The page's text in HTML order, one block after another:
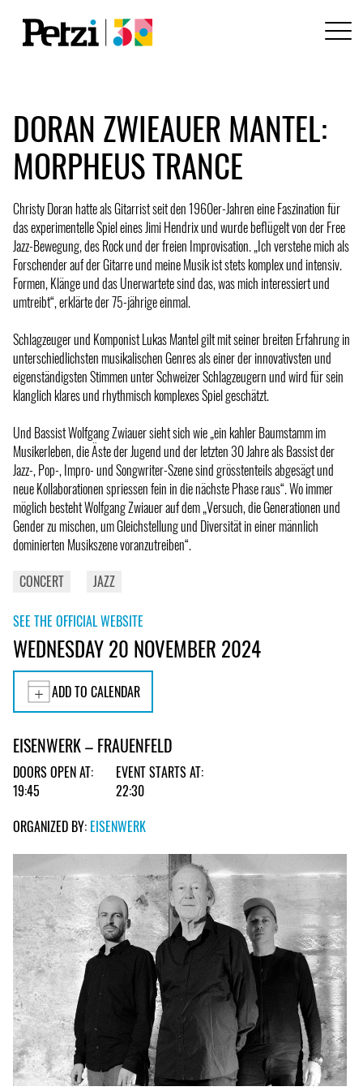
DORAN ZWIEAUER MANTEL:
MORPHEUS TRANCE
Christy Doran hatte als Gitarrist seit den 1960er-Jahren eine Faszination für
das experimentelle Spiel eines Jimi Hendrix und wurde beflügelt von der Free
Jazz-Bewegung, des Rock und der freien Improvisation. „Ich verstehe mich als
Forschender auf der Gitarre und meine Musik ist stets komplex und intensiv.
Formen, Klänge und das Unerwartete sind das, was mich interessiert und
umtreibt“, erklärte der 75-jährige einmal.
Schlagzeuger und Komponist Lukas Mantel gilt mit seiner breiten Erfahrung in
unterschiedlichsten musikalischen Genres als einer der innovativsten und
eigenständigsten Stimmen unter Schweizer Schlagzeugern und wird für sein
klanglich klares und rhythmisch komplexes Spiel geschätzt.
Und Bassist Wolfgang Zwiauer sieht sich wie „ein kahler Baumstamm im
Musikerleben, die Äste der Jugend und der letzten 30 Jahre als Bassist der
Jazz-, Pop-, Impro- und Songwriter-Szene sind grösstenteils abgesägt und
neue Kollaborationen spriessen fein in die nächste Phase raus“. Wo immer
möglich besteht Wolfgang Zwiauer auf dem „Versuch, die Generationen und
Gender zu mischen, um Gleichstellung und Diversität in einer männlich
dominierten Musikszene voranzutreiben“.
CONCERT
JAZZ
SEE THE OFFICIAL WEBSITE
WEDNESDAY 20 NOVEMBER 2024
ADD TO CALENDAR
EISENWERK – FRAUENFELD
DOORS OPEN AT:
19:45
EVENT STARTS AT:
22:30
ORGANIZED BY: EISENWERK